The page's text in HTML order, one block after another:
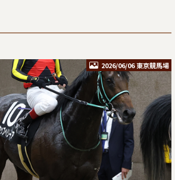
2026/06/06 東京競馬場